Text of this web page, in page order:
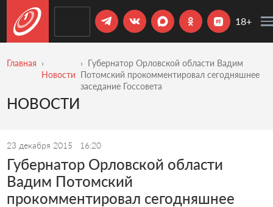
18+
Главная
Новости
Губернатор Орловской области Вадим
Потомский прокомментировал сегодняшнее
заседание Госсовета
НОВОСТИ
23 декабря 2015 16:20
Губернатор Орловской области
Вадим Потомский
прокомментировал сегодняшнее